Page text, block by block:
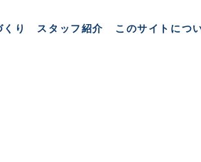
くり スタッフ紹介 このサイトにつ